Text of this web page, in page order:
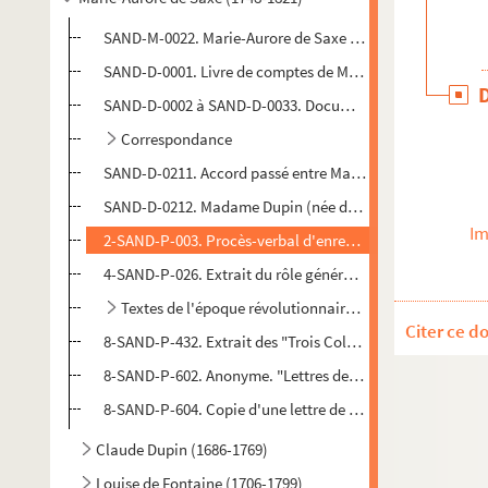
SAND-M-0022. Marie-Aurore de Saxe (Madame Dupin).
SAND-D-0001. Livre de comptes de Madame Dupin de
SAND-D-0002 à SAND-D-0033. Documents officiels
Correspondance
SAND-D-0211. Accord passé entre Madame Dupin et
SAND-D-0212. Madame Dupin (née de Saxe). "Sur un
2-SAND-P-003. Procès-verbal d'enregistrement du
4-SAND-P-026. Extrait du rôle général des contributions
Textes de l'époque révolutionnaire conservés par
8-SAND-P-432. Extrait des "Trois Colbert" par le général
8-SAND-P-602. Anonyme. "Lettres de Madame Dupin à
8-SAND-P-604. Copie d'une lettre de Mme Dupin de
Claude Dupin (1686-1769)
Louise de Fontaine (1706-1799)
Citer ce